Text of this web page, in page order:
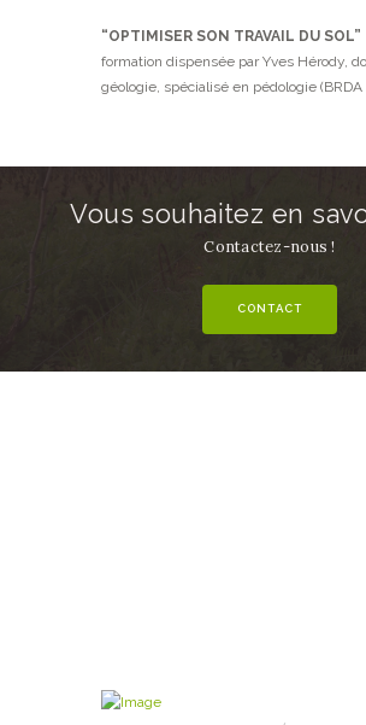
“OPTIMISER SON TRAVAIL DU SOL”
formation dispensée par Yves Hérody,
géologie, spécialisé en pédologie
Vous souhaitez en
Contactez-nous !
CONTACT